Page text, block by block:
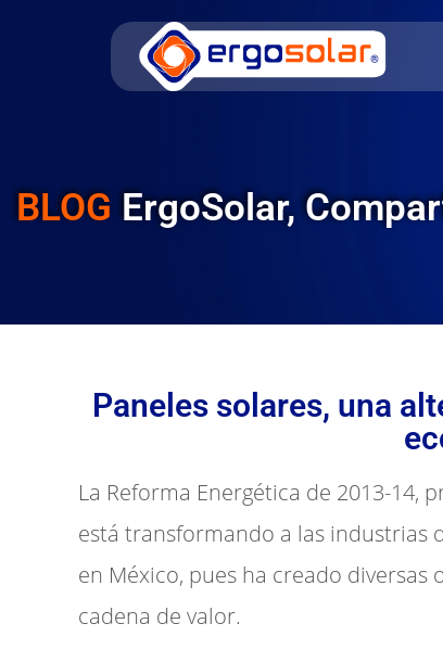
BLOG ErgoSolar,
Paneles solares, una
La Reforma Energética de 2013-14,
está transformando a las industrias
en México, pues ha creado
cadena de valor.